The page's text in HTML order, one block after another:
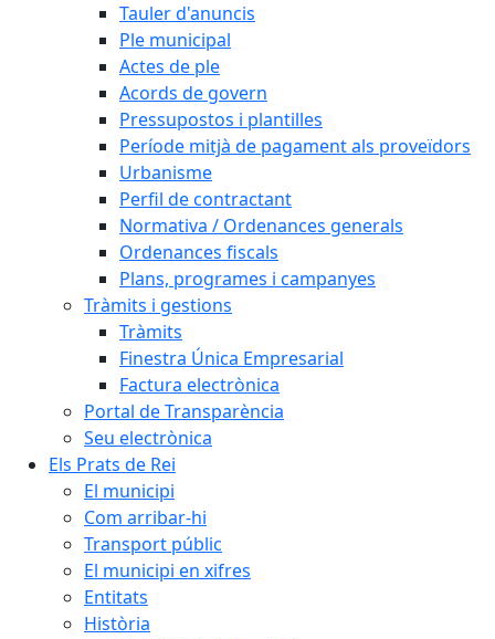
Tauler d'anuncis
Ple municipal
Actes de ple
Acords de govern
Pressupostos i plantilles
Període mitjà de pagament als proveïdors
Urbanisme
Perfil de contractant
Normativa / Ordenances generals
Ordenances fiscals
Plans, programes i campanyes
Tràmits i gestions
Tràmits
Finestra Única Empresarial
Factura electrònica
Portal de Transparència
Seu electrònica
Els Prats de Rei
El municipi
Com arribar-hi
Transport públic
El municipi en xifres
Entitats
Història